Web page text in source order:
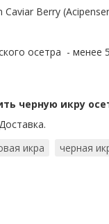
Berry
осетра - менее
черную икру
икра черная